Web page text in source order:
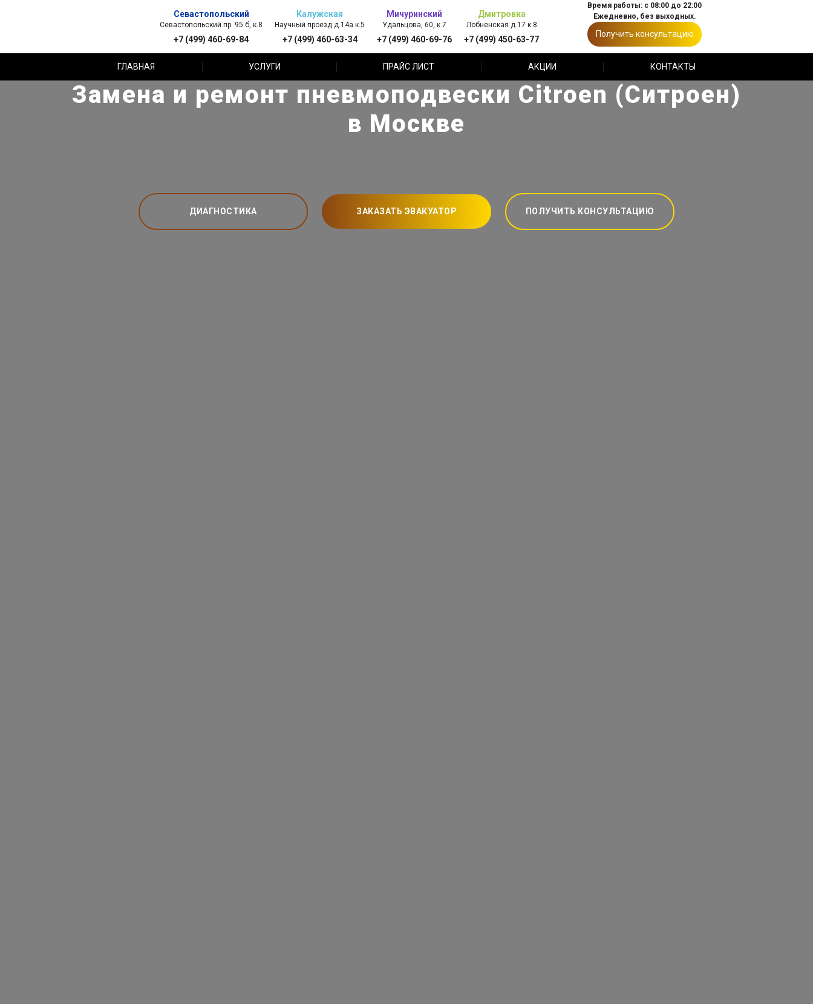
Севастопольский
Севастопольский пр. 95 б, к.8
+7 (499) 460-69-84
Калужская
Научный проезд д.14а к.5
+7 (499) 460-63-34
Мичуринский
Удальцова, 60, к.7
+7 (499) 460-69-76
Дмитровка
Лобненская д.17 к.8
+7 (499) 450-63-77
Время работы: с 08:00 до 22:00
Ежедневно, без выходных.
Получить консультацию
ГЛАВНАЯ УСЛУГИ ПРАЙС ЛИСТ АКЦИИ КОНТАКТЫ
Замена и ремонт пневмоподвески Citroen (Ситроен)
в Москве
ДИАГНОСТИКА ЗАКАЗАТЬ ЭВАКУАТОР ПОЛУЧИТЬ КОНСУЛЬТАЦИЮ